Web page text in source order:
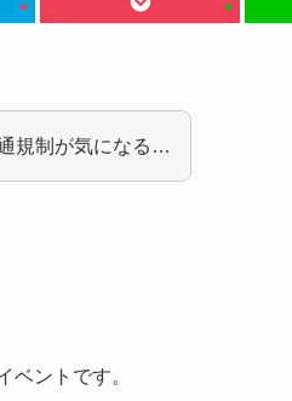
規制が気になる…
ベントです。